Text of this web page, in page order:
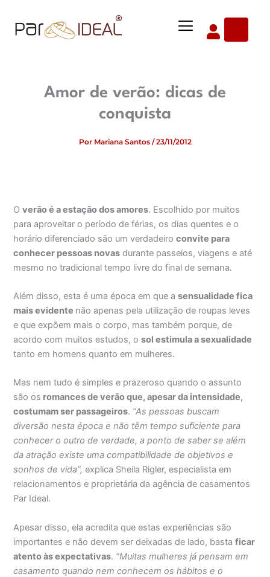
para
Menu
Amor de verão: dicas de
conquista
Por Mariana Santos /23/11/2012
Overão é a estação dos amores. Escolhido por muitos
para aproveitar o período de férias, os dias quentes e o
horário diferenciado são um verdadeiroconvite para
conhecer pessoas novas durante passeios, viagens e até
mesmo no tradicional tempo livre do final de semana.
Além disso, esta é uma época em que asensualidade fica
mais evidente não apenas pela utilização de roupas leves
e que expõem mais o corpo, mas também porque, de
acordo com muitos estudos, osol estimula a sexualidade
tanto em homens quanto em mulheres.
Mas nem tudo é simples e prazeroso quando o assunto
são os romances de verão que, apesar da intensidade,
costumam ser passageiros. “As pessoas buscam
diversão nesta época e não têm tempo suficiente para
conhecer o outro de verdade, a ponto de saber se além
da atração existe uma compatibilidade de objetivos e
sonhos de vida”, explica Sheila Rigler, especialista em
relacionamentos e proprietária da agência de casamentos
Par Ideal.
Apesar disso, ela acredita que estas experiências são
importantes e não devem ser deixadas de lado, bastaficar
atento às expectativas. “Muitas mulheres já pensam em
casamento quando nem conhecem os hábitos e o